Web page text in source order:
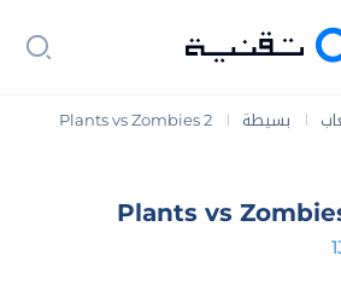
| بسيطة |
Plants vs Zombies 2
Plants vs